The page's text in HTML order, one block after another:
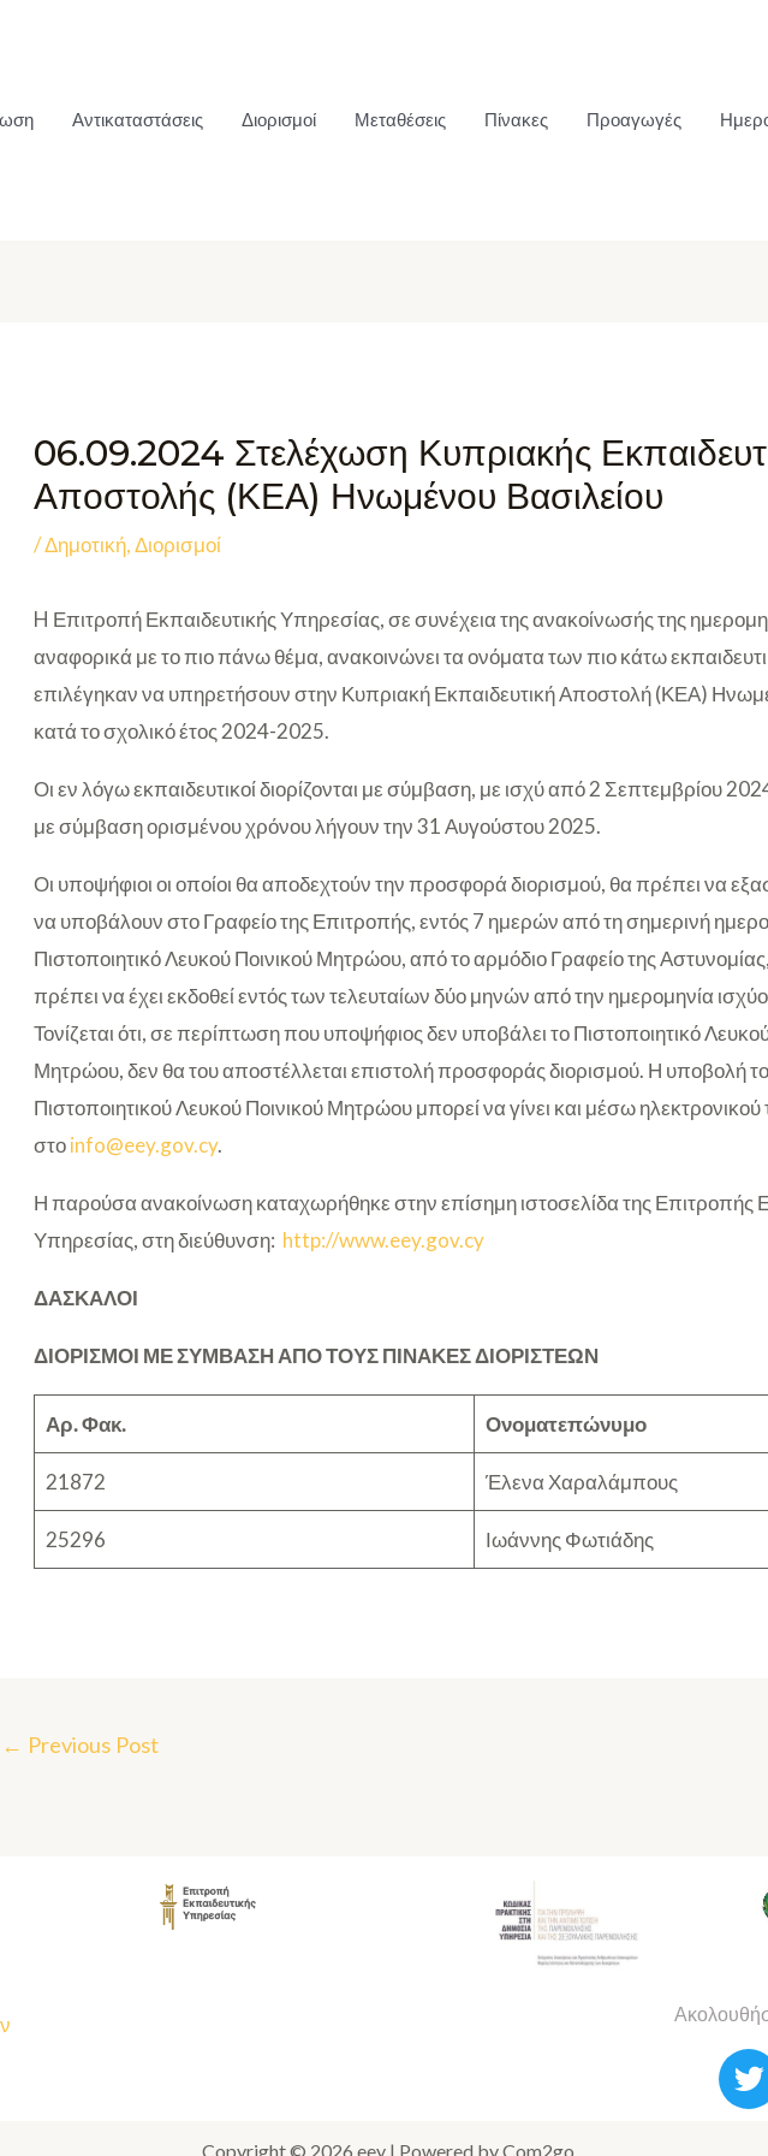
Αντικαταστάσεις Διορισμοί Μεταθέσεις Πίνακες Προαγωγές
06.09.2024 Στελέχωση Κυπριακής
Αποστολής (ΚΕΑ) Ηνωμένου Βασιλείου
/Δημοτική,Διορισμοί
H Επιτροπή Εκπαιδευτικής Υπηρεσίας, σε συνέχεια της ανακοίνωσής της
αναφορικά με το πιο πάνω θέμα, ανακοινώνει τα ονόματα των πιο κάτω
επιλέγηκαν να υπηρετήσουν στην Κυπριακή Εκπαιδευτική Αποστολή (ΚΕΑ)
κατά το σχολικό έτος 2024-2025.
Οι εν λόγω εκπαιδευτικοί διορίζονται με σύμβαση, με ισχύ από 2 Σεπτεμβρίου
με σύμβαση ορισμένου χρόνου λήγουν την 31 Αυγούστου 2025.
Οι υποψήφιοι οι οποίοι θα αποδεχτούν την προσφορά διορισμού, θα πρέπει να
να υποβάλουν στο Γραφείο της Επιτροπής, εντός 7 ημερών από τη σημερινή
Πιστοποιητικό Λευκού Ποινικού Μητρώου, από το αρμόδιο Γραφείο της
πρέπει να έχει εκδοθεί εντός των τελευταίων δύο μηνών από την ημερομηνία
Τονίζεται ότι, σε περίπτωση που υποψήφιος δεν υποβάλει το Πιστοποιητικό
Μητρώου, δεν θα του αποστέλλεται επιστολή προσφοράς διορισμού. Η υποβολή
Πιστοποιητικού Λευκού Ποινικού Μητρώου μπορεί να γίνει και μέσω
στοinfo@eey.gov.cy.
Η παρούσα ανακοίνωση καταχωρήθηκε στην επίσημη ιστοσελίδα της Επιτροπής
Υπηρεσίας, στη διεύθυνση: http://www.eey.gov.cy
ΔΑΣΚΑΛΟΙ
ΔΙΟΡΙΣΜΟΙ ΜΕ ΣΥΜΒΑΣΗ ΑΠΟ ΤΟΥΣ ΠΙΝΑΚΕΣ ΔΙΟΡΙΣΤΕΩΝ
Αρ.Φακ. Ονοματεπώνυμο
21872 Έλενα Χαραλάμπους
25296 Ιωάννης Φωτιάδης
← Previous Post
Copyright © 2026 eey | Powered by Com2go